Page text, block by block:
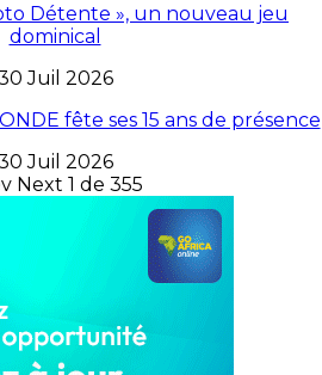
Détente », un nouveau jeu
dominical
Juil 2026
fête ses 15 ans de présence
Juil 2026
Next 1 de 355